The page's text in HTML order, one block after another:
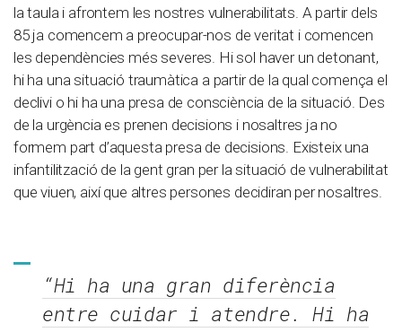
la taula i afrontem les nostres vulnerabilitats. A partir dels
85 ja comencem a preocupar-nos de veritat i comencen
les dependències més severes. Hi sol haver un detonant,
hi ha una situació traumàtica a partir de la qual comença el
declivi o hi ha una presa de consciència de la situació. Des
de la urgència es prenen decisions i nosaltres ja no
formem part d’aquesta presa de decisions. Existeix una
infantilització de la gent gran per la situació de vulnerabilitat
que viuen, així que altres persones decidiran per nosaltres.
“Hi ha una gran diferència
entre cuidar i atendre. Hi ha